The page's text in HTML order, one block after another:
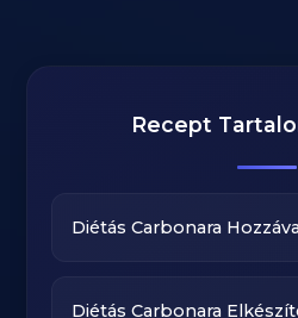
Recept
Diétás Carbonara
Diétás Carbonara